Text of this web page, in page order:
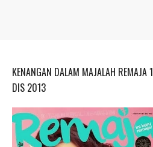
KENANGAN DALAM MAJALAH REMAJA 1
DIS 2013